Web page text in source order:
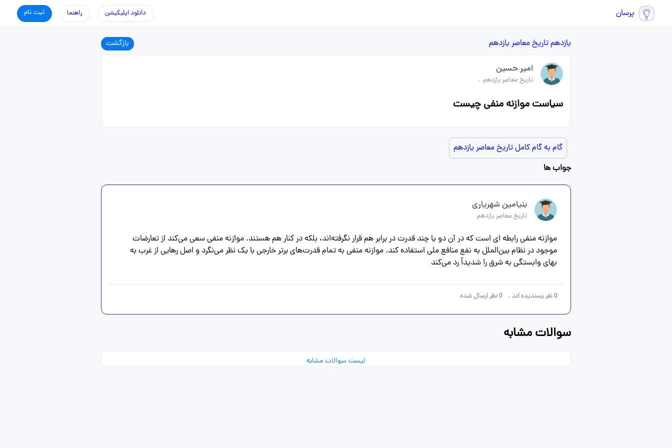
پرسان ثبت نام راهنما دانلود اپلیکیشن
یازدهمتاریخ معاصر یازدهم بازگشت
امیر حسین
تاریخ معاصر یازدهم .
سیاست موازنه منفی چیست
گام به گام کامل تاریخ معاصر یازدهم
جواب ها
بنیامین شهریاری
تاریخ معاصر یازدهم
موازنه منفی رابطه ای است که در آن دو یا چند قدرت در برابر هم قرار نگرفته‌اند، بلکه در کنار هم هستند. موازنه منفی سعی می‌کند از تعارضات
موجود در نظام بین‌الملل به نفع منافع ملی استفاده کند. موازنه منفی به تمام قدرت‌های برتر خارجی با یک نظر می‌نگرد و اصل رهایی از غرب به
بهای وابستگی به شرق را شدیداً رد می‌کند
0نفر پسندیده اند .
0نظر ارسال شده
سوالات مشابه
لیست سوالات مشابه